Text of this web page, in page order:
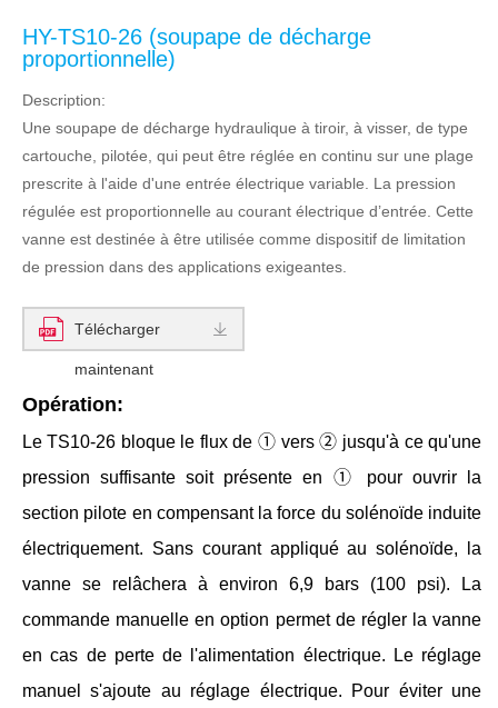
HY-TS10-26 (soupape de décharge
proportionnelle)
Description:
Une soupape de décharge hydraulique à tiroir, à visser, de type
cartouche, pilotée, qui peut être réglée en continu sur une plage
prescrite à l'aide d'une entrée électrique variable. La pression
régulée est proportionnelle au courant électrique d’entrée. Cette
vanne est destinée à être utilisée comme dispositif de limitation
de pression dans des applications exigeantes.
Télécharger
maintenant
Opération:
Le TS10-26 bloque le flux de ① vers ② jusqu'à ce qu'une
pression suffisante soit présente en ① pour ouvrir la
section pilote en compensant la force du solénoïde induite
électriquement. Sans courant appliqué au solénoïde, la
vanne se relâchera à environ 6,9 bars (100 psi). La
commande manuelle en option permet de régler la vanne
en cas de perte de l'alimentation électrique. Le réglage
manuel s'ajoute au réglage électrique. Pour éviter une